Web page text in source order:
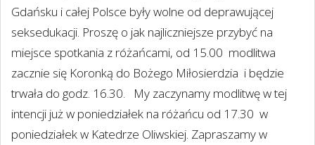
Gdańsku i całej Polsce były wolne od deprawującej
seksedukacji. Proszę o jak najliczniejsze przybyć na
miejsce spotkania z różańcami, od 15.00 modlitwa
zacznie się Koronką do Bożego Miłosierdzia i będzie
trwała do godz. 16.30.
My zaczynamy modlitwę w tej
intencji już w poniedziałek na różańcu od 17.30 w
poniedziałek w Katedrze Oliwskiej. Zapraszamy w